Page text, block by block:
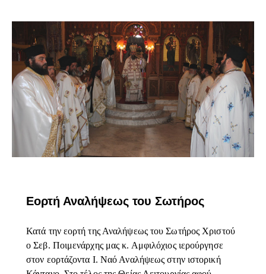
Εορτή Αναλήψεως του Σωτήρος
Κατά την εορτή της Αναλήψεως του Σωτήρος Χριστού
ο Σεβ. Ποιμενάρχης μας κ. Αμφιλόχιος ιερούργησε
στον εορτάζοντα Ι. Ναό Αναλήψεως στην ιστορική